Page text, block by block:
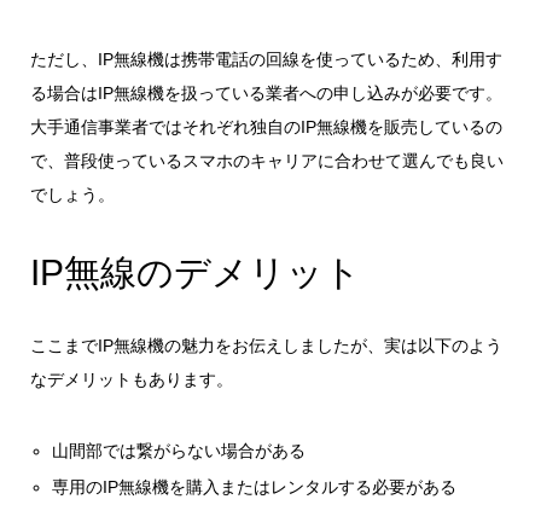
ただし、IP無線機は携帯電話の回線を使っているため、利用す
る場合はIP無線機を扱っている業者への申し込みが必要です。
大手通信事業者ではそれぞれ独自のIP無線機を販売しているの
で、普段使っているスマホのキャリアに合わせて選んでも良い
でしょう。
IP無線のデメリット
ここまでIP無線機の魅力をお伝えしましたが、実は以下のよう
なデメリットもあります。
山間部では繋がらない場合がある
専用のIP無線機を購入またはレンタルする必要がある